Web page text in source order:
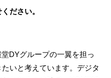
ださい。
DYグループの一翼を担っ
いと考えています。デジタ